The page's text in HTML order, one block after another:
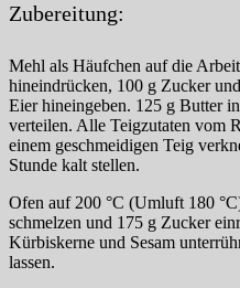
Zubereitung:
Mehl als Häufchen auf die
hineindrücken, 100 g Zucker
Eier hineingeben. 125 g Butter
verteilen. Alle Teigzutaten vom
einem geschmeidigen Teig
Stunde kalt stellen.
Ofen auf 200 °C (Umluft 180
schmelzen und 175 g Zucker
Kürbiskerne und Sesam
lassen.